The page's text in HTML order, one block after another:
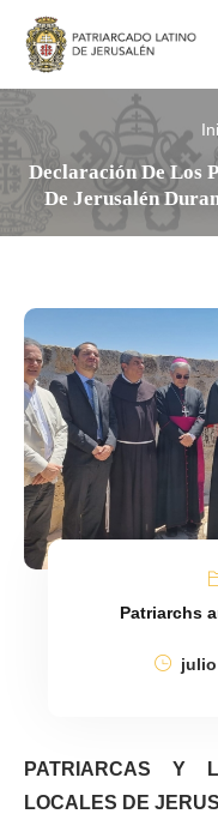
Declaración De Los
De Jerusalén
Patriarchs
PATRIARCAS Y
LOCALES DE